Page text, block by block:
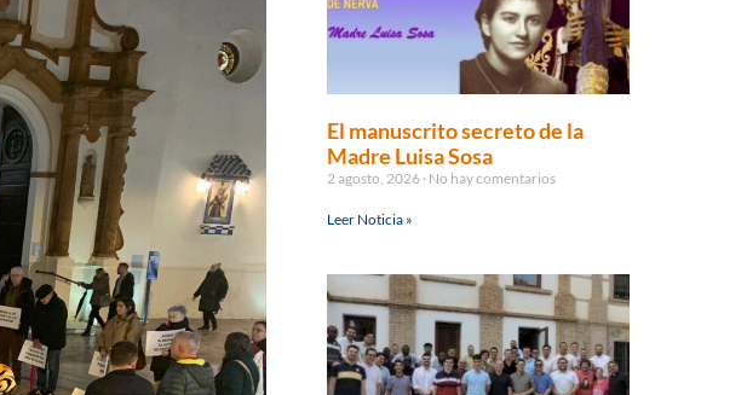
El manuscrito secreto de la
Madre Luisa Sosa
2 agosto, 2026 No hay comentarios
Leer Noticia »